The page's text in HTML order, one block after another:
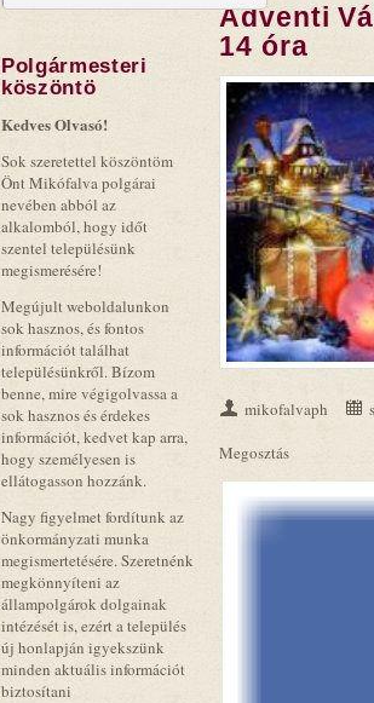
Polgármesteri
köszöntö
Kedves Olvasó!
Sok szeretettel köszöntöm
Önt Mikófalva polgárai
nevében abból az
alkalomból, hogy időt
szentel településünk
megismerésére!
Megújult weboldalunkon
sok hasznos, és fontos
információt találhat
településünkről. Bízom
benne, mire végigolvassa a
sok hasznos és érdekes
információt, kedvet kap arra,
hogy személyesen is
ellátogasson hozzánk.
Nagy figyelmet fordítunk az
önkormányzati munka
megismertetésére. Szeretnénk
megkönnyíteni az
állampolgárok dolgainak
intézését is, ezért a település
új honlapján igyekszünk
minden aktuális információt
biztosítani
Adventi
14 óra
mikofalvaph
Megosztás